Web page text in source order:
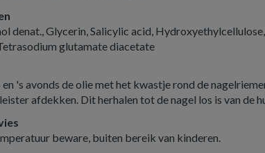
denat., Glycerin, Salicylic acid,
glutamate diacetate
's avonds de olie met het kwastje rond de
afdekken. Dit herhalen tot de nagel los is van de
beware, buiten bereik van kinderen.